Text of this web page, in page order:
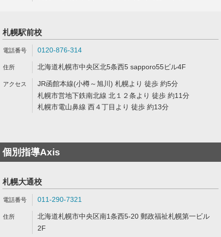
札幌駅前校
0120-876-314
北海道札幌市中央区北5条西5 sapporo55ビル4F
JR函館本線(小樽～旭川) 札幌より 徒歩 約5分
札幌市営地下鉄南北線 北１２条より 徒歩 約11分
札幌市電山鼻線 西４丁目より 徒歩 約13分
個別指導Axis
札幌大通校
011-290-7321
北海道札幌市中央区南1条西5-20 郵政福祉札幌第一ビル
2F